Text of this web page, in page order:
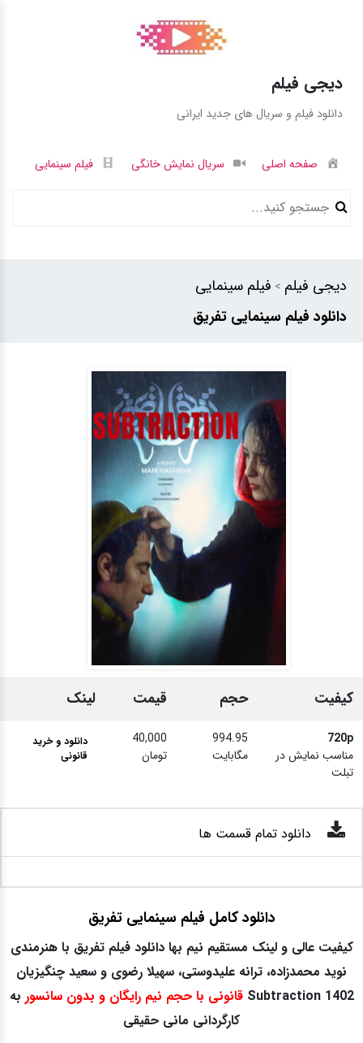
دیجی فیلم
دانلود فیلم و سریال های جدید ایرانی
صفحه اصلی سریال نمایش خانگی فیلم سینمایی
دیجی فیلم > فیلم سینمایی
دانلود فیلم سینمایی تفریق
کیفیت حجم قیمت لینک
720p
مناسب نمایش در
تبلت
994.95
مگابایت
40,000
تومان
دانلود و خرید
قانونی
دانلود تمام قسمت ها
دانلود کامل فیلم سینمایی تفریق
کیفیت عالی و لینک مستقیم نیم بها دانلود فیلم تفریق با هنرمندی
نوید محمدزاده، ترانه علیدوستی، سهیلا رضوی و سعید چنگیزیان
Subtraction 1402 قانونی با حجم نیم رایگان و بدون سانسور به
کارگردانی مانی حقیقی